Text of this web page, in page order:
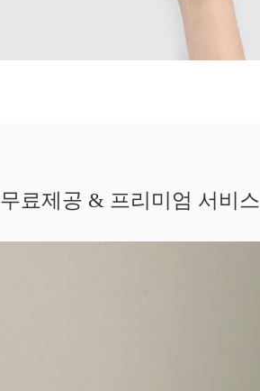
무료제공 & 프리미엄 서비스